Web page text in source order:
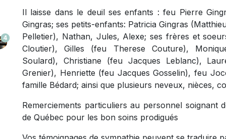
4
Il laisse dans le deuil ses enfants : feu Pierre
Gingras; ses petits-enfants: Patricia Gingras
Pelletier), Nathan, Jules, Alexe; ses frères et
Cloutier), Gilles (feu Therese Couture),
Soulard), Christiane (feu Jacques Leblanc),
Grenier), Henriette (feu Jacques Gosselin), feu
famille Bédard; ainsi que plusieurs neveux, nièces,
Remerciements particuliers au personnel
de Québec pour les bon soins prodigués